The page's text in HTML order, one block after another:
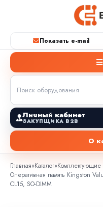
Показать e-mail
Личный кабинет
ЗАКУПЩИКА B2B
О
Главная»Каталог»
Оперативная память Kingston
CL15, SO-DIMM